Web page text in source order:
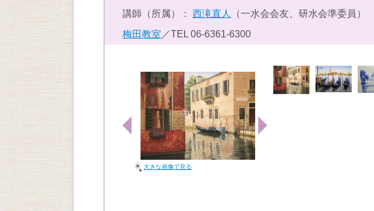
講師（所属）： 西滝直人
（一水会会友、研水会準委員）
梅田教室 ／TEL 06-6361-6300
大きな画像で見る